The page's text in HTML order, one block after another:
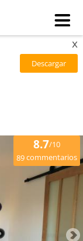
x
8.7/10
89commentarios